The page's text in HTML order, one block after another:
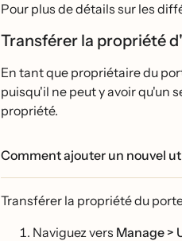
Pour plus de détails sur les
Transférer la propriété
En tant que propriétaire du
puisqu'il ne peut y avoir qu'un
propriété.
Comment ajouter un nouvel
Transférer la propriété du
Naviguez vers Manage >